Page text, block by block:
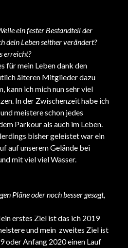
ein fester Bestandteil der
dein Leben seither verändert?
erreicht?
für mein Leben dank den
älteren Mitglieder dazu
kann ich mich nun sehr viel
In der Zwischenzeit habe ich
meistere schon jedes
Parkour als auch im Leben.
bisher geleistet war ein
auf unserem Gelände bei
mit viel viel Wasser.
Pläne oder noch besser gesagt,
erstes Ziel ist das ich 2019
und mein zweites Ziel ist
oder Anfang 2020 einen Lauf